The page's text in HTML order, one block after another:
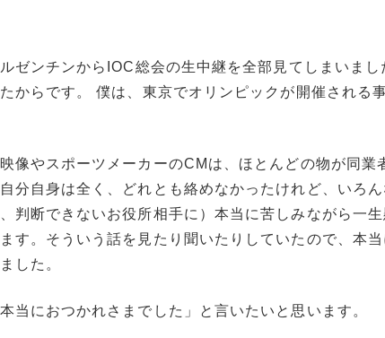
ゼンチンからIOC総会の生中継を全部見てしまいまし
からです。 僕は、東京でオリンピックが開催される
像やスポーツメーカーのCMは、ほとんどの物が同業
分自身は全く、どれとも絡めなかったけれど、いろ
判断できないお役所相手に）本当に苦しみながら一生
す。そういう話を見たり聞いたりしていたので、本当
した。
当におつかれさまでした」と言いたいと思います。